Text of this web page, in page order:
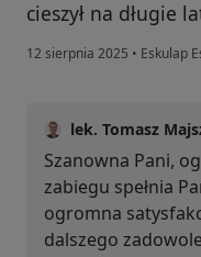
cieszył na długie
12 sierpnia 2025 • Eskulap
lek. Tomasz
Szanowna Pani,
zabiegu spełnia
ogromna
dalszego